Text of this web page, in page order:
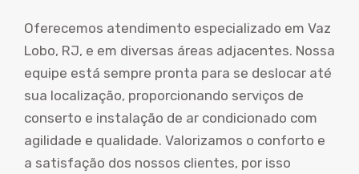
Oferecemos atendimento especializado em Vaz
Lobo, RJ, e em diversas áreas adjacentes. Nossa
equipe está sempre pronta para se deslocar até
sua localização, proporcionando serviços de
conserto e instalação de ar condicionado com
agilidade e qualidade. Valorizamos o conforto e
a satisfação dos nossos clientes, por isso